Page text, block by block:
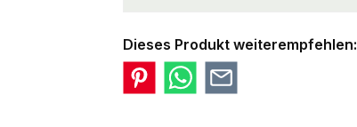
Dieses Produkt weiterempfehlen: